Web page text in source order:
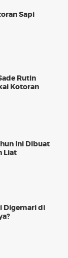
Sapi
Rutin
Kotoran
Ini Dibuat
Liat
Digemari di